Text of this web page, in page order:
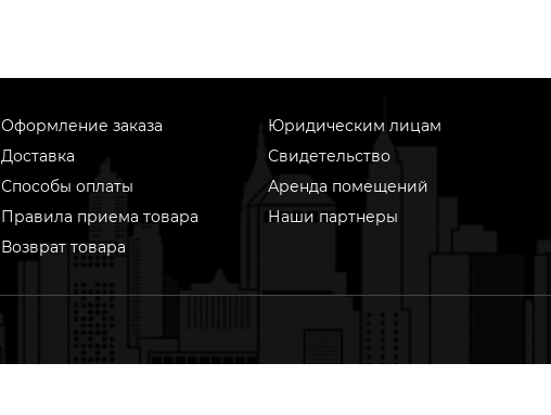
Оформление заказа
Доставка
Способы оплаты
Правила приема товара
Возврат товара
Юридическим лицам
Свидетельство
Аренда помещений
Наши партнеры
На информационном ресурсе применяются рекомендательные